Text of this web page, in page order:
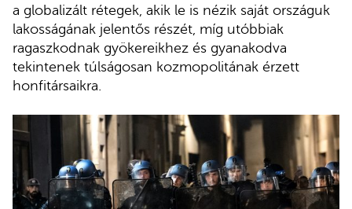
a globalizált rétegek, akik le is nézik saját országuk
lakosságának jelentős részét, míg utóbbiak
ragaszkodnak gyökereikhez és gyanakodva
tekintenek túlságosan kozmopolitának érzett
honfitársaikra.